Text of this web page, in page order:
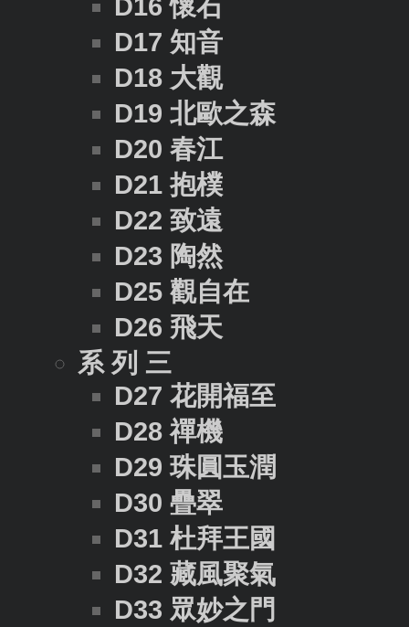
D16 懷石
D17 知音
D18 大觀
D19 北歐之森
D20 春江
D21 抱樸
D22 致遠
D23 陶然
D25 觀自在
D26 飛天
系 列 三
D27 花開福至
D28 禪機
D29 珠圓玉潤
D30 疊翠
D31 杜拜王國
D32 藏風聚氣
D33 眾妙之門